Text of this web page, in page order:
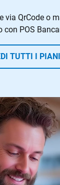
via QrCode o
con POS
TUTTI I PIANI